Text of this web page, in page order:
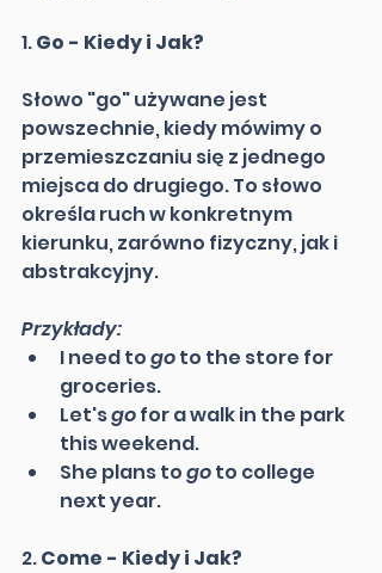
1. Go - Kiedy i Jak?
Słowo "go" używane jest
powszechnie, kiedy mówimy o
przemieszczaniu się z jednego
miejsca do drugiego. To słowo
określa ruch w konkretnym
kierunku, zarówno fizyczny, jak i
abstrakcyjny.
Przykłady:
I need to go to the store for
groceries.
Let's go for a walk in the park
this weekend.
She plans to go to college
next year.
2. Come - Kiedy i Jak?